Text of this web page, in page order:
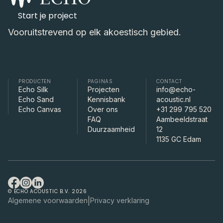
Start je project
Vooruitstrevend op elk akoestisch gebied.
PRODUCTEN
Echo Silk
Echo Sand
Echo Canvas
PAGINAS
Projecten
Kennisbank
Over ons
FAQ
Duurzaamheid
CONTACT
info@echo-
acoustic.nl
+31 299 795 520
Aambeeldstraat
12
1135 GC Edam
© ECHO ACOUSTIC B.V. 2026
Algemene voorwaarden Privacy verklaring